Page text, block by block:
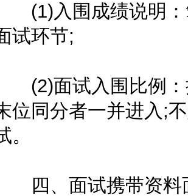
(1)入围成绩说明：
试环节;
(2)面试入围比例：
位同分者一并进入;
。
四、面试携带资料